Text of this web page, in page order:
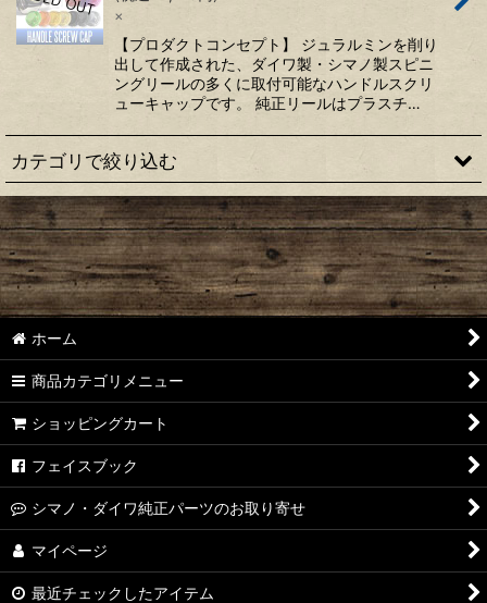
×
【プロダクトコンセプト】 ジュラルミンを削り
出して作成された、ダイワ製・シマノ製スピニ
ングリールの多くに取付可能なハンドルスクリ
ューキャップです。 純正リールはプラスチ…
カテゴリで絞り込む
【シマノ】22ステラ［STELLA］対応 カスタムパーツ
【シマノ】18-19ステラ［STELLA］対応 カスタムパーツ
【シマノ】14ステラ［STELLA］対応 カスタムパーツ
【シマノ】10ステラ［STELLA］対応 カスタムパーツ
【シマノ】07ステラ［STELLA］対応 カスタムパーツ
【シマノ】04ステラ［STELLA］対応 カスタムパーツ
【シマノ】19-22ステラSW［STELLA SW］対応 カスタムパー
ツ
【シマノ】13ステラSW［STELLA SW］対応 カスタムパーツ
ホーム
商品カテゴリメニュー
ショッピングカート
フェイスブック
シマノ・ダイワ純正パーツのお取り寄せ
マイページ
最近チェックしたアイテム